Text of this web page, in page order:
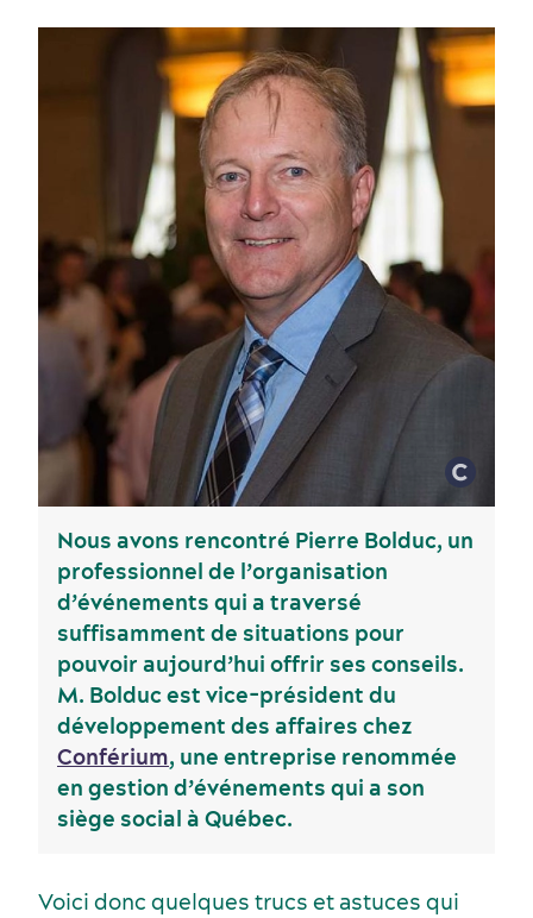
Gastronomie et services alimentaires
Histoire et culture
Événements sportifs
Voyage de motivation
Nous avons rencontré Pierre Bolduc, un
professionnel de l’organisation
d’événements qui a traversé
suffisamment de situations pour
pouvoir aujourd’hui offrir ses conseils.
M. Bolduc est vice-président du
développement des affaires chez
Conférium, une entreprise renommée
en gestion d’événements qui a son
siège social à Québec.
Voici donc quelques trucs et astuces qui